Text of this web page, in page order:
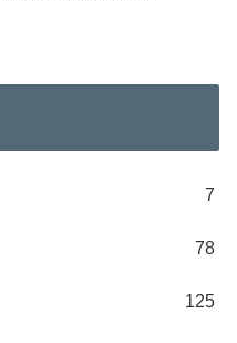
7
78
125